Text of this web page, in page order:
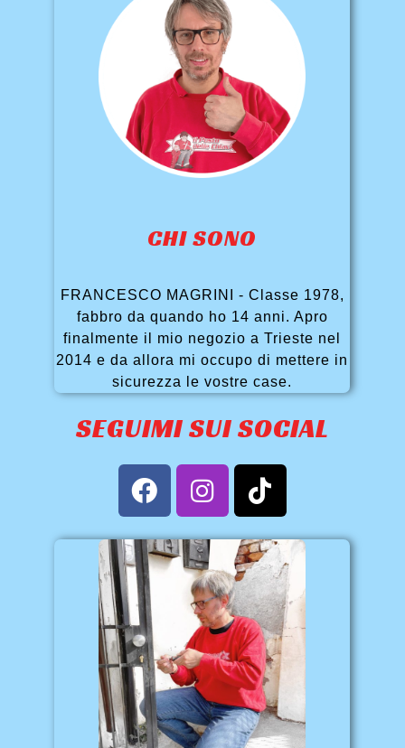
CHI SONO
FRANCESCO MAGRINI - Classe 1978,
fabbro da quando ho 14 anni. Apro
finalmente il mio negozio a Trieste nel
2014 e da allora mi occupo di mettere in
sicurezza le vostre case.
SEGUIMI SUI SOCIAL